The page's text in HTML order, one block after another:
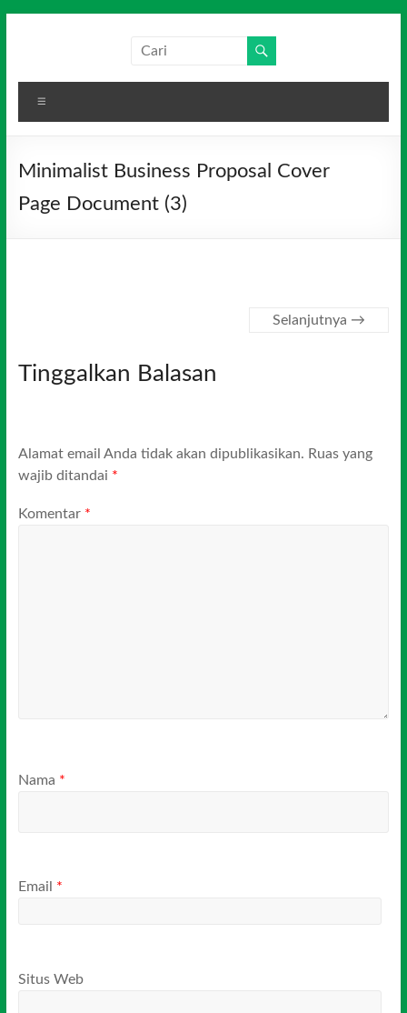
Media
Indonesia
Minimalist Business Proposal Cover
Page Document (3)
Selanjutnya →
Tinggalkan Balasan
Alamat email Anda tidak akan dipublikasikan. Ruas yang
wajib ditandai *
Komentar *
Nama *
Email *
Situs Web